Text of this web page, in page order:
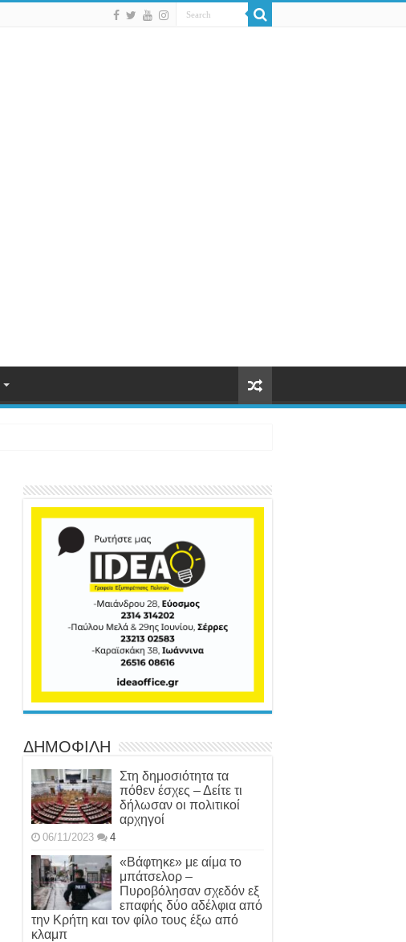
ΔΗΜΟΦΙΛΗ
Στη δημοσιότητα τα
πόθεν έσχες – Δείτε τι
δήλωσαν οι πολιτικοί
αρχηγοί
06/11/2023 4
«Βάφτηκε» με αίμα το
μπάτσελορ –
Πυροβόλησαν σχεδόν εξ
επαφής δύο αδέλφια από
την Κρήτη και τον φίλο τους έξω από
κλαμπ